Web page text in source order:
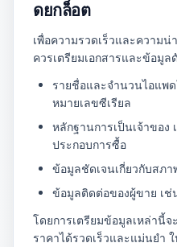
ดยกล็อต
เพื่อความรวดเร็วและความ
ควรเตรียมเอกสารและข้อมูล
รายชื่อและจำนวนไอแพ
หมายเลขซีเรียล
หลักฐานการเป็นเจ้าของ
ประกอบการซื้อ
ข้อมูลชัดเจนเกี่ยวกับสภ
ข้อมูลติดต่อของผู้ขาย เช่
โดยการเตรียมข้อมูลเหล่านี้
ราคาได้รวดเร็วและแม่นยำ